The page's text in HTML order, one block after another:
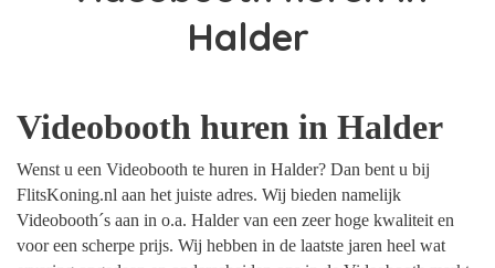
Halder
Videobooth huren in Halder
Wenst u een Videobooth te huren in Halder? Dan bent u bij
FlitsKoning.nl aan het juiste adres. Wij bieden namelijk
Videobooth´s aan in o.a. Halder van een zeer hoge kwaliteit en
voor een scherpe prijs. Wij hebben in de laatste jaren heel wat